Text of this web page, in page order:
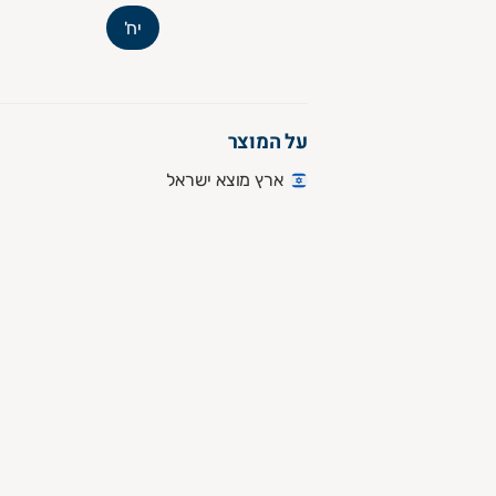
יח'
על המוצר
ארץ מוצא ישראל